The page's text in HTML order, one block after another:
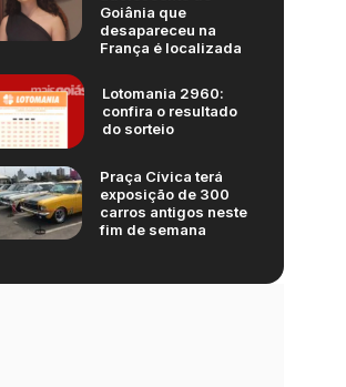
Goiânia que
desapareceu na
França é localizada
Lotomania 2960:
confira o resultado
do sorteio
Praça Cívica terá
exposição de 300
carros antigos neste
fim de semana